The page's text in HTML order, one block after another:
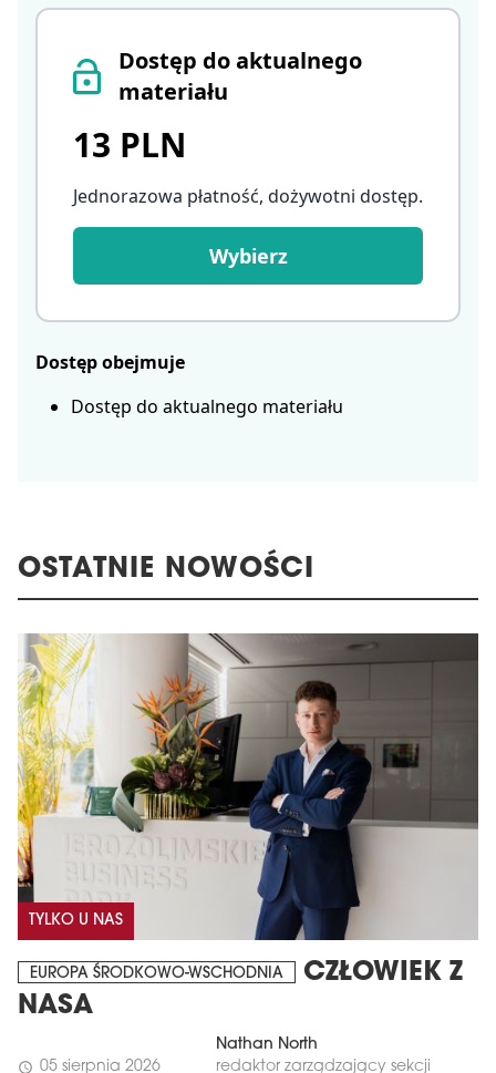
Dostęp do aktualnego
materiału
13 PLN
Jednorazowa płatność, dożywotni dostęp.
Wybierz
Dostęp obejmuje
Dostęp do aktualnego materiału
OSTATNIE NOWOŚCI
TYLKO U NAS
EUROPA ŚRODKOWO-WSCHODNIA
CZŁOWIEK Z
NASA
schedule 05 sierpnia 2026
Nathan North
redaktor zarządzający sekcji